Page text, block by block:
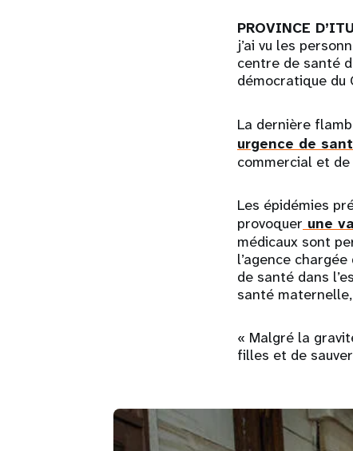
PROVINCE
j’ai vu les
centre de santé
démocratique du
La dernière
urgence de
commercial et
Les épidémies
provoquer une
médicaux sont
l’agence
de santé dans
santé
« Malgré la
filles et de